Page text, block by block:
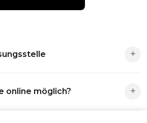
an die richtige Stelle weitergeleitet.
online möglich?